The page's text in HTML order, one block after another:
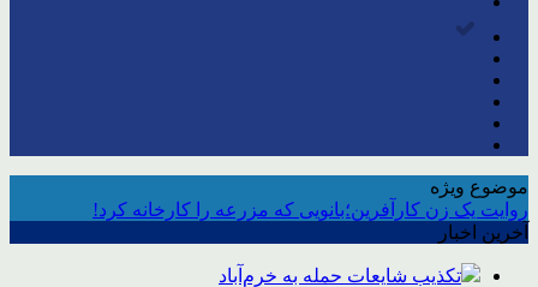
موضوع ویژه
روایت یک زن کارآفرین؛بانویی که مزرعه را کارخانه کرد!
آخرین اخبار
تکذیب شایعات حمله به خرم‌آباد